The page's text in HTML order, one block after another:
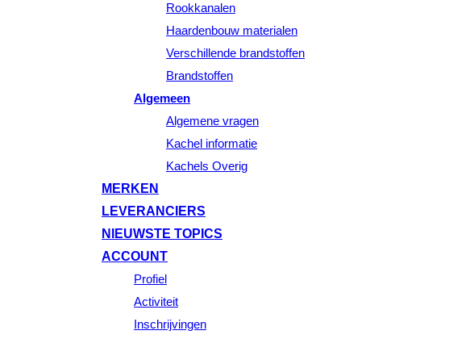
Rookkanalen
Haardenbouw materialen
Verschillende brandstoffen
Brandstoffen
Algemeen
Algemene vragen
Kachel informatie
Kachels Overig
MERKEN
LEVERANCIERS
NIEUWSTE TOPICS
ACCOUNT
Profiel
Activiteit
Inschrijvingen